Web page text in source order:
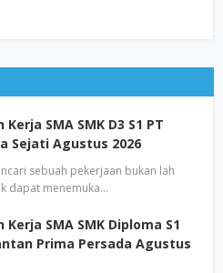
SMA SMK D3 S1 PT
Sejati Agustus 2026
sebuah pekerjaan bukan lah
dapat menemuka…
Kerja SMA SMK Diploma S1
Prima Persada Agustus